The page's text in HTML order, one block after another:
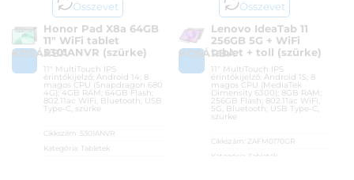
Összevet
KOSÁRBA
Honor Pad X8a 64GB
11″ WiFi tablet
5301ANVR (szürke)
11″ MultiTouch IPS
érintőkijelző; Android 14; 8
magos CPU (Snapdragon 680
4G); 4GB RAM; 64GB Flash;
802.11ac WiFi, Bluetooth; USB
Type-C, szürke
Cikkszám: 5301ANVR
Kategória:
Tabletek
Összevet
KOSÁRBA
Lenovo IdeaTab 11
256GB 5G + WiFi
tablet + toll (szürke)
11″ MultiTouch IPS
érintőkijelző; Android 15; 8
magos CPU (MediaTek
Dimensity 6300); 8GB RAM;
256GB Flash; 802.11ac WiFi,
5G, Bluetooth; USB Type-C,
szürke
Cikkszám: ZAFM0170GR
Kategória:
Tabletek